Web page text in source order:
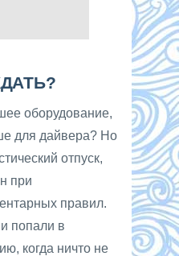
оборудование,
для дайвера? Но
отпуск,
при
правил.
попали в
когда ничто не